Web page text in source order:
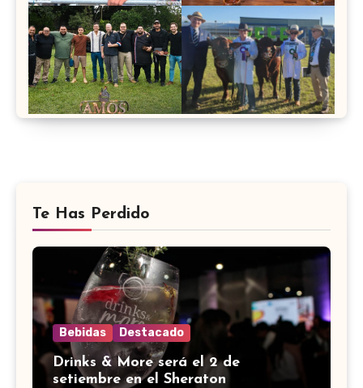
Te Has Perdido
Bebidas Destacado
Drinks & More será el 2 de
setiembre en el Sheraton